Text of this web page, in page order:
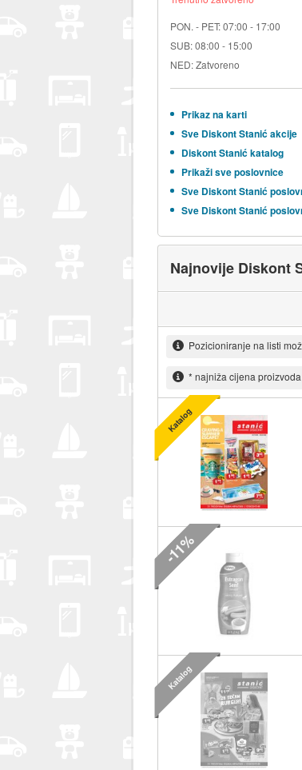
PON. - PET: 07:00 - 17:00
SUB: 08:00 - 15:00
NED: Zatvoreno
Prikaz na karti
Sve Diskont Stanić akcije
Diskont Stanić katalog
Prikaži sve poslovnice
Sve Diskont Stanić
Sve Diskont Stanić
Najnovije Diskont
Pozicioniranje na listi
* najniža cijena
Katalog
-11%
Katalog